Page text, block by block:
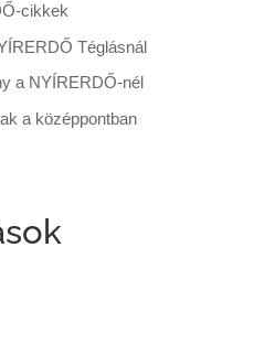
cikkek
Téglásnál
a NYÍRERDŐ-nél
a középpontban